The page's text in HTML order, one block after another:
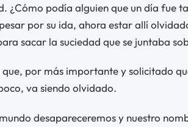
¿Cómo podía alguien que un día fue
por su ida, ahora estar allí
sacar la suciedad que se juntaba
por más importante y solicitado
va siendo olvidado.
desapareceremos y nuestro